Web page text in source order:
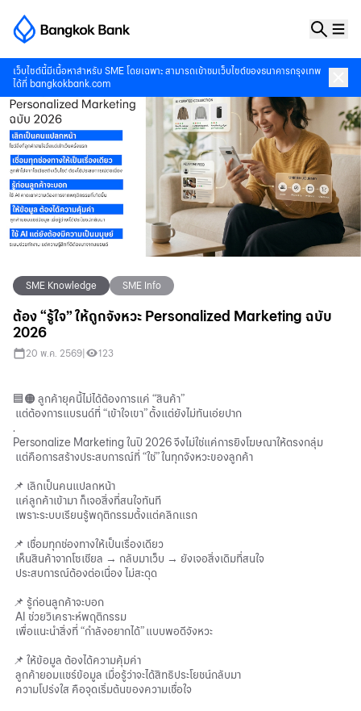
เว็บไซต์นี้มีเนื้อหาสำหรับ SME โดยเฉพาะ สามารถเข้าชมเว็บไซต์ของธนาคารกรุงเทพ
ได้ที่ bangkokbank.com
SME Knowledge SME Info
ต้อง “รู้ใจ” ให้ถูกจังหวะ Personalized Marketing ฉบับ
2026
20 พ.ค. 2569 123
🟦🟠 ลูกค้ายุคนี้ไม่ได้ต้องการแค่ “สินค้า”
แต่ต้องการแบรนด์ที่ “เข้าใจเขา” ตั้งแต่ยังไม่ทันเอ่ยปาก
.
Personalize Marketing ในปี 2026 จึงไม่ใช่แค่การยิงโฆษณาให้ตรงกลุ่ม
แต่คือการสร้างประสบการณ์ที่ “ใช่” ในทุกจังหวะของลูกค้า
📌 เลิกเป็นคนแปลกหน้า
แค่ลูกค้าเข้ามา ก็เจอสิ่งที่สนใจทันที
เพราะระบบเรียนรู้พฤติกรรมตั้งแต่คลิกแรก
📌 เชื่อมทุกช่องทางให้เป็นเรื่องเดียว
เห็นสินค้าจากโซเชียล → กลับมาเว็บ → ยังเจอสิ่งเดิมที่สนใจ
ประสบการณ์ต้องต่อเนื่อง ไม่สะดุด
📌 รู้ก่อนลูกค้าจะบอก
AI ช่วยวิเคราะห์พฤติกรรม
เพื่อแนะนำสิ่งที่ “กำลังอยากได้” แบบพอดีจังหวะ
📌 ให้ข้อมูล ต้องได้ความคุ้มค่า
ลูกค้ายอมแชร์ข้อมูล เมื่อรู้ว่าจะได้สิทธิประโยชน์กลับมา
ความโปร่งใส คือจุดเริ่มต้นของความเชื่อใจ